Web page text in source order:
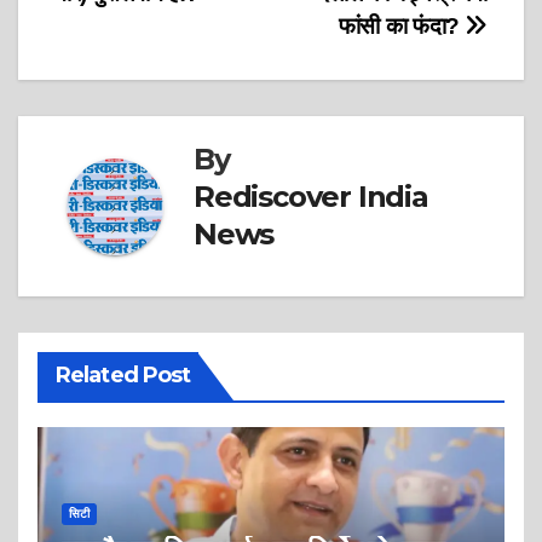
फांसी का फंदा?
By
Rediscover India
News
Related Post
सिटी